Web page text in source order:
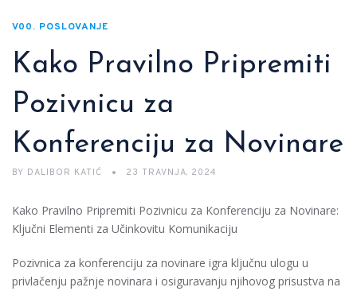
V00. POSLOVANJE
Kako Pravilno Pripremiti
Pozivnicu za
Konferenciju za Novinare
BY DALIBOR KATIĆ 23 TRAVNJA, 2024
Kako Pravilno Pripremiti Pozivnicu za Konferenciju za Novinare:
Ključni Elementi za Učinkovitu Komunikaciju
Pozivnica za konferenciju za novinare igra ključnu ulogu u
privlačenju pažnje novinara i osiguravanju njihovog prisustva na